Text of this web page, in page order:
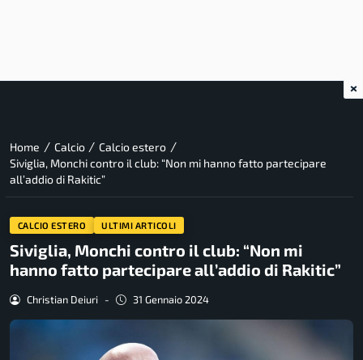
Home / Calcio / Calcio estero /
Siviglia, Monchi contro il club: “Non mi hanno fatto partecipare
all’addio di Rakitic”
CALCIO ESTERO ULTIMI ARTICOLI
Siviglia, Monchi contro il club: “Non mi
hanno fatto partecipare all’addio di Rakitic”
Christian Deiuri - 31 Gennaio 2024
×